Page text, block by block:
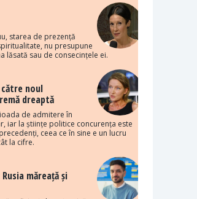
starea de prezență
nu presupune
lăsată sau de consecințele ei.
către noul
dreaptă
de admitere în
iar la științe politice concurența este
ceea ce în sine e un lucru
la cifre.
măreață și